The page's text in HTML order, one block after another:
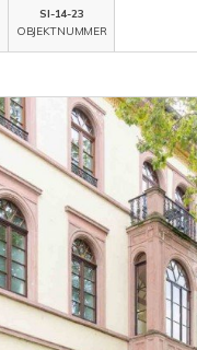
SI-14-23
OBJEKTNUMMER